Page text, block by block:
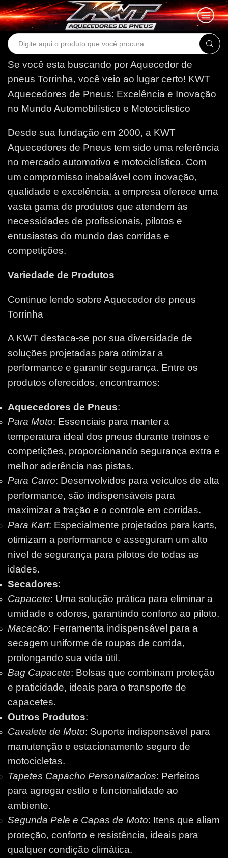
Search
Se você esta buscando por Aquecedor de
pneus Torrinha, você veio ao lugar certo! KWT
Aquecedores de Pneus: Excelência e Inovação
no Mundo Automobilístico e Motociclístico
Desde sua fundação em 2000, a KWT
Aquecedores de Pneus tem sido uma referência
no mercado automotivo e motociclístico. Com
um compromisso inabalável com inovação,
qualidade e excelência, a empresa oferece uma
vasta gama de produtos que atendem às
necessidades de profissionais, pilotos e
entusiastas do mundo das corridas e
competições.
Variedade de Produtos
Continue lendo sobre Aquecedor de pneus
Torrinha
A KWT destaca-se por sua diversidade de
soluções projetadas para otimizar a
performance e garantir segurança. Entre os
produtos oferecidos, encontramos:
Aquecedores de Pneus:
Para Moto: Essenciais para manter a
temperatura ideal dos pneus durante treinos e
competições, proporcionando segurança extra e
melhor aderência nas pistas.
Para Carro: Desenvolvidos para veículos de alta
performance, são indispensáveis para
maximizar a tração e o controle em corridas.
Para Kart: Especialmente projetados para karts,
otimizam a performance e asseguram um alto
nível de segurança para pilotos de todas as
idades.
Secadores:
Capacete: Uma solução prática para eliminar a
umidade e odores, garantindo conforto ao piloto.
Macacão: Ferramenta indispensável para a
secagem uniforme de roupas de corrida,
prolongando sua vida útil.
Bag Capacete: Bolsas que combinam proteção
e praticidade, ideais para o transporte de
capacetes.
Outros Produtos:
Cavalete de Moto: Suporte indispensável para
manutenção e estacionamento seguro de
motocicletas.
Tapetes Capacho Personalizados: Perfeitos
para agregar estilo e funcionalidade ao
ambiente.
Segunda Pele e Capas de Moto: Itens que aliam
proteção, conforto e resistência, ideais para
qualquer condição climática.